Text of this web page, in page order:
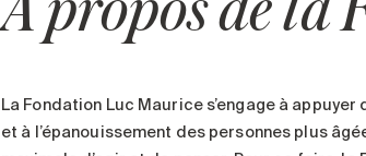
La Fondation Luc Maurice s’engage à
et à l’épanouissement des personnes plus